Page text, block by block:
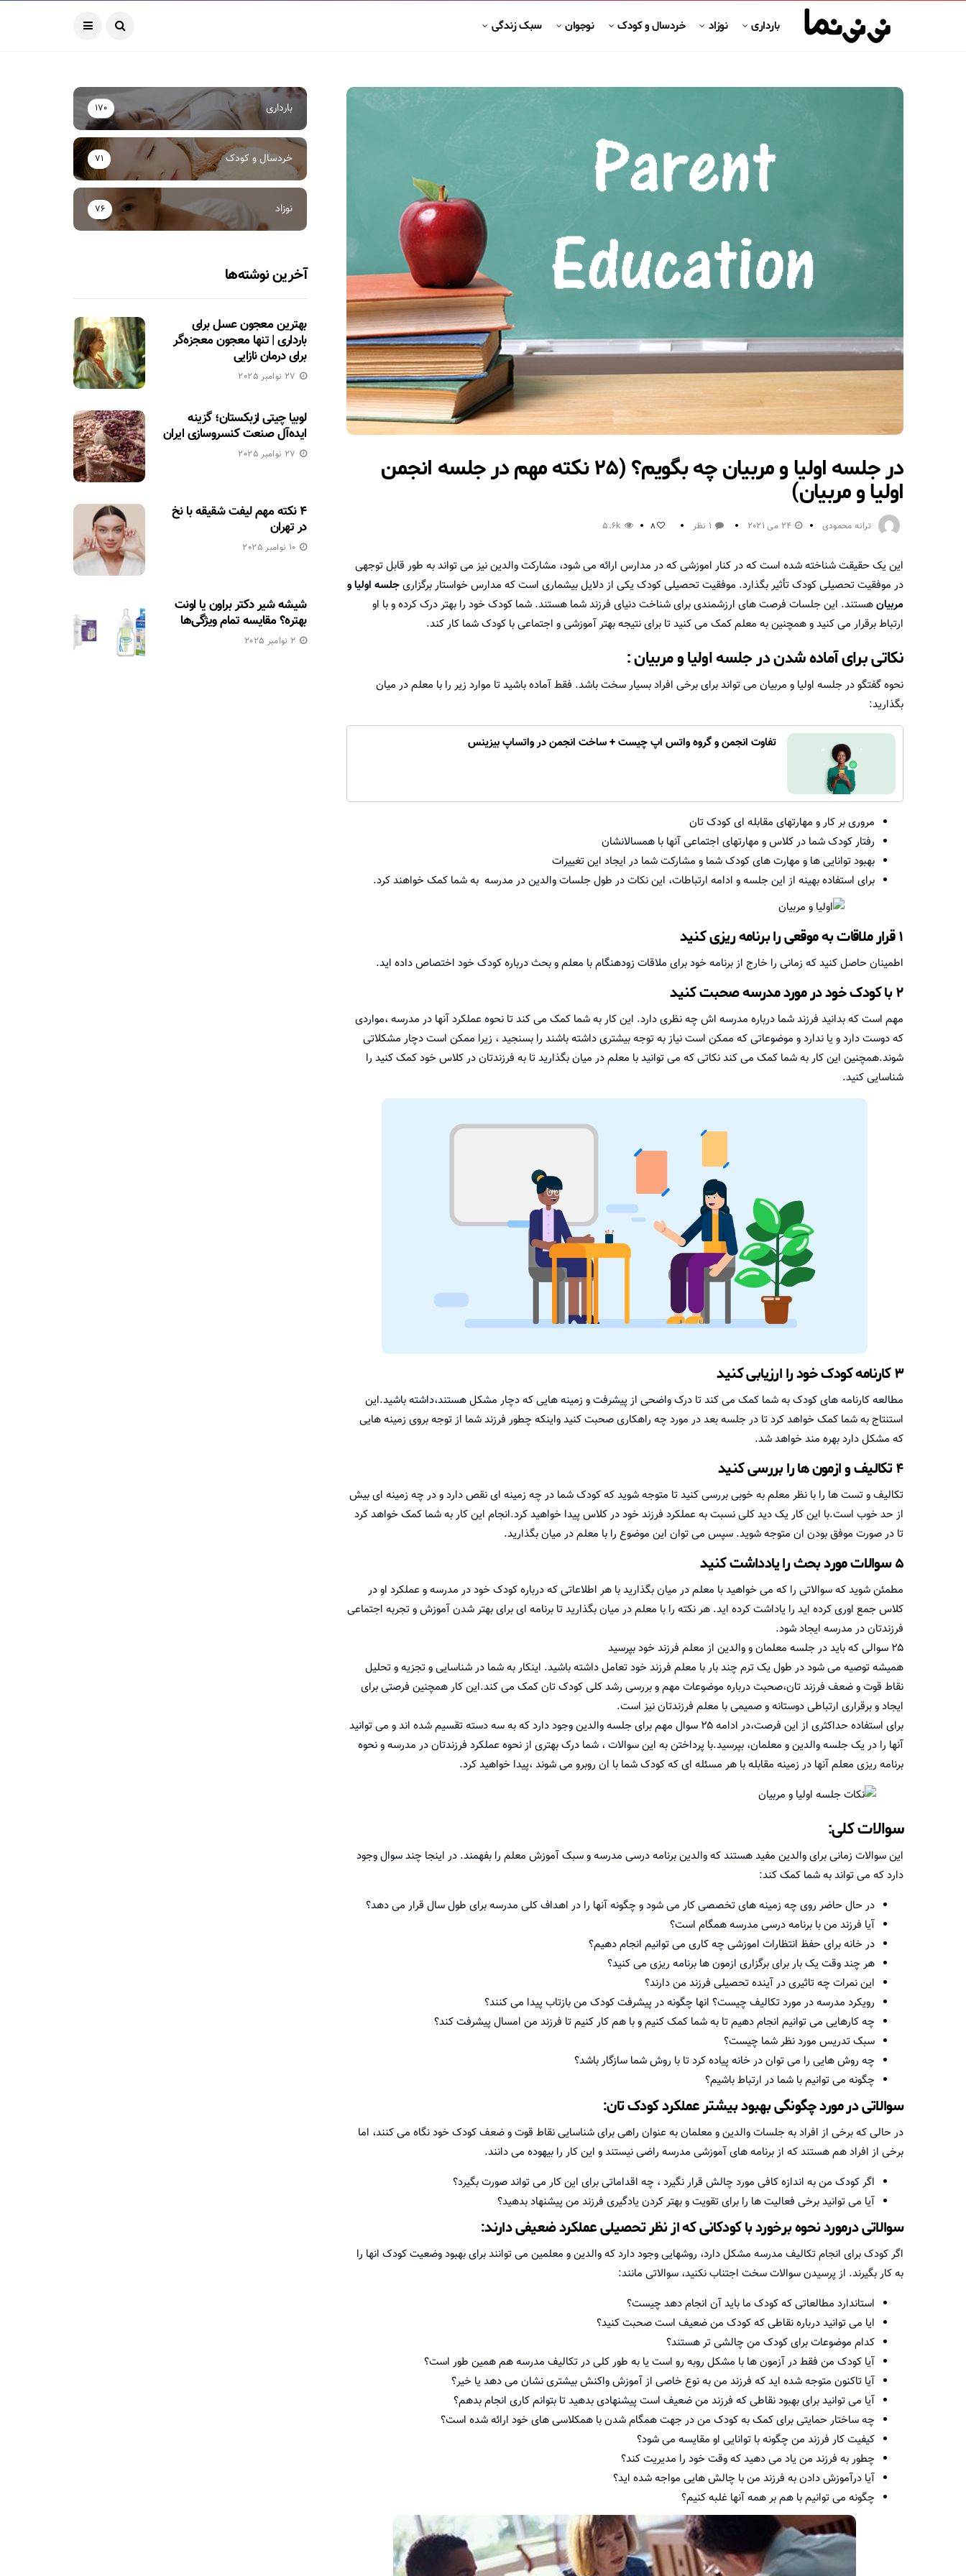
بارداری نوزاد خردسال و کودک نوجوان سبک زندگی
در جلسه اولیا و مربیان چه بگویم؟ (۲۵ نکته مهم در جلسه انجمن
اولیا و مربیان)
ترانه محمودی 24 می 2021 1 نظر 8
5.6k
این یک حقیقت شناخته شده است که در کنار اموزشی که در مدارس ارائه می شود، مشارکت والدین نیز می تواند به طور قابل توجهی
در موفقیت تحصیلی کودک تأثیر بگذارد. موفقیت تحصیلی کودک یکی از دلایل بیشماری است که مدارس خواستار برگزاریجلسه اولیا و
مربیانهستند. این جلسات فرصت های ارزشمندی برای شناخت دنیای فرزند شما هستند. شما کودک خود را بهتر درک کرده و با او
ارتباط برقرار می کنید و همچنین به معلم کمک می کنید تا برای نتیجه بهتر آموزشی و اجتماعی با کودک شما کار کند.
نکاتی برای آماده شدن در جلسه اولیا و مربیان :
نحوه گفتگو در جلسه اولیا و مربیان می تواند برای برخی افراد بسیار سخت باشد. فقط آماده باشید تا موارد زیر را با معلم در میان
بگذارید:
تفاوت انجمن و گروه واتس اپ چیست + ساخت انجمن در واتساپ بیزینس
مروری بر کار و مهارتهای مقابله ای کودک تان
رفتار کودک شما در کلاس و مهارتهای اجتماعی آنها با همسالانشان
بهبود توانایی ها و مهارت های کودک شما و مشارکت شما در ایجاد این تغییرات
برای استفاده بهینه از این جلسه و ادامه ارتباطات، این نکات در طول جلسات والدین در مدرسه به شما کمک خواهند کرد.
۱ قرار ملاقات به موقعی را برنامه ریزی کنید
اطمینان حاصل کنید که زمانی را خارج از برنامه خود برای ملاقات زودهنگام با معلم و بحث درباره کودک خود اختصاص داده اید.
۲ با کودک خود در مورد مدرسه صحبت کنید
مهم است که بدانید فرزند شما درباره مدرسه اش چه نظری دارد. این کار به شما کمک می کند تا نحوه عملکرد آنها در مدرسه ،مواردی
که دوست دارد و یا ندارد و موضوعاتی که ممکن است نیاز به توجه بیشتری داشته باشند را بسنجید ، زیرا ممکن است دچار مشکلاتی
شوند.همچنین این کار به شما کمک می کند نکاتی که می توانید با معلم در میان بگذارید تا به فرزندتان در کلاس خود کمک کنید را
شناسایی کنید.
۳ کارنامه کودک خود را ارزیابی کنید
مطالعه کارنامه های کودک به شما کمک می کند تا درک واضحی از پیشرفت و زمینه هایی که دچار مشکل هستند،داشته باشید.این
استنتاج به شما کمک خواهد کرد تا در جلسه بعد در مورد چه راهکاری صحبت کنید واینکه چطور فرزند شما از توجه بروی زمینه هایی
که مشکل دارد بهره مند خواهد شد.
۴ تکالیف و ازمون ها را بررسی کنید
تکالیف و تست ها را با نظر معلم به خوبی بررسی کنید تا متوجه شوید که کودک شما در چه زمینه ای نقص دارد و در چه زمینه ای بیش
از حد خوب است.با این کار یک دید کلی نسبت به عملکرد فرزند خود در کلاس پیدا خواهید کرد.انجام این کار به شما کمک خواهد کرد
تا در صورت موفق بودن ان متوجه شوید. سپس می توان این موضوع را با معلم در میان بگذارید.
۵ سوالات مورد بحث را یادداشت کنید
مطمئن شوید که سوالاتی را که می خواهید با معلم در میان بگذارید با هر اطلاعاتی که درباره کودک خود در مدرسه و عملکرد او در
کلاس جمع اوری کرده اید را یاداشت کرده اید. هر نکته را با معلم در میان بگذارید تا برنامه ای برای بهتر شدن آموزش و تجربه اجتماعی
فرزندتان در مدرسه ایجاد شود.
۲۵ سوالی که باید در جلسه معلمان و والدین از معلم فرزند خود بپرسید
همیشه توصیه می شود در طول یک ترم چند بار با معلم فرزند خود تعامل داشته باشید. اینکار به شما در شناسایی و تجزیه و تحلیل
نقاط قوت و ضعف فرزند تان،صحبت درباره موضوعات مهم و بررسی رشد کلی کودک تان کمک می کند.این کار همچنین فرصتی برای
ایجاد و برقراری ارتباطی دوستانه و صمیمی با معلم فرزندتان نیز است.
برای استفاده حداکثری از این فرصت،در ادامه ۲۵ سوال مهم برای جلسه والدین وجود دارد که به سه دسته تقسیم شده اند و می توانید
آنها را در یک جلسه والدین و معلمان، بپرسید.با پرداختن به این سوالات ، شما درک بهتری از نحوه عملکرد فرزندتان در مدرسه و نحوه
برنامه ریزی معلم آنها در زمینه مقابله با هر مسئله ای که کودک شما با ان روبرو می شوند ،پیدا خواهید کرد.
سوالات کلی:
این سوالات زمانی برای والدین مفید هستند که والدین برنامه درسی مدرسه و سبک آموزش معلم را بفهمند. در اینجا چند سوال وجود
دارد که می تواند به شما کمک کند:
در حال حاضر روی چه زمینه های تخصصی کار می شود و چگونه آنها را در اهداف کلی مدرسه برای طول سال قرار می دهد؟
آیا فرزند من با برنامه درسی مدرسه همگام است؟
در خانه برای حفظ انتظارات اموزشی چه کاری می توانیم انجام دهیم؟
هر چند وقت یک بار برای برگزاری ازمون ها برنامه ریزی می کنید؟
این نمرات چه تاثیری در آینده تحصیلی فرزند من دارند؟
رویکرد مدرسه در مورد تکالیف چیست؟ انها چگونه در پیشرفت کودک من بازتاب پیدا می کنند؟
چه کارهایی می توانیم انجام دهیم تا به شما کمک کنیم و با هم کار کنیم تا فرزند من امسال پیشرفت کند؟
سبک تدریس مورد نظر شما چیست؟
چه روش هایی را می توان در خانه پیاده کرد تا با روش شما سازگار باشد؟
چگونه می توانیم با شما در ارتباط باشیم؟
سوالاتی در مورد چگونگی بهبود بیشتر عملکرد کودک تان:
در حالی که برخی از افراد به جلسات والدین و معلمان به عنوان راهی برای شناسایی نقاط قوت و ضعف کودک خود نگاه می کنند، اما
برخی از افراد هم هستند که از برنامه های آموزشی مدرسه راضی نیستند و این کار را بیهوده می دانند.
اگر کودک من به اندازه کافی مورد چالش قرار نگیرد ، چه اقداماتی برای این کار می تواند صورت بگیرد؟
آیا می توانید برخی فعالیت ها را برای تقویت و بهتر کردن یادگیری فرزند من پیشنهاد بدهید؟
سوالاتی درمورد نحوه برخورد با کودکانی که از نظر تحصیلی عملکرد ضعیفی دارند:
اگر کودک برای انجام تکالیف مدرسه مشکل دارد، روشهایی وجود دارد که والدین و معلمین می توانند برای بهبود وضعیت کودک انها را
به کار بگیرند. از پرسیدن سوالات سخت اجتناب نکنید، سوالاتی مانند:
استاندارد مطالعاتی که کودک ما باید آن انجام دهد چیست؟
ایا می توانید درباره نقاطی که کودک من ضعیف است صحبت کنید؟
کدام موضوعات برای کودک من چالشی تر هستند؟
آیا کودک من فقط در آزمون ها با مشکل روبه رو است یا به طور کلی در تکالیف مدرسه هم همین طور است؟
آیا تاکنون متوجه شده اید که فرزند من به نوع خاصی از آموزش واکنش بیشتری نشان می دهد یا خیر؟
آیا می توانید برای بهبود نقاطی که فرزند من ضعیف است پیشنهادی بدهید تا بتوانم کاری انجام بدهم؟
چه ساختار حمایتی برای کمک به کودک من در جهت همگام شدن با همکلاسی های خود ارائه شده است؟
کیفیت کار فرزند من چگونه با توانایی او مقایسه می شود؟
چطور به فرزند من یاد می دهید که وقت خود را مدیریت کند؟
آیا درآموزش دادن به فرزند من با چالش هایی مواجه شده اید؟
چگونه می توانیم با هم بر همه آنها غلبه کنیم؟
بارداری 170
خردسال و کودک 71
نوزاد 76
آخرین نوشته‌ها
بهترین معجون عسل برای
بارداری | تنها معجون معجزه‌گر
برای درمان نازایی
27 نوامبر 2025
لوبیا چیتی ازبکستان؛ گزینه
ایده‌آل صنعت کنسروسازی ایران
27 نوامبر 2025
۴ نکته مهم لیفت شقیقه با نخ
در تهران
10 نوامبر 2025
شیشه شیر دکتر براون یا اونت
بهتره؟ مقایسه تمام ویژگی‌ها
2 نوامبر 2025